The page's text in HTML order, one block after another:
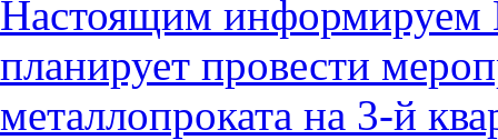
Настоящим
планирует провести
металлопроката на 3-й